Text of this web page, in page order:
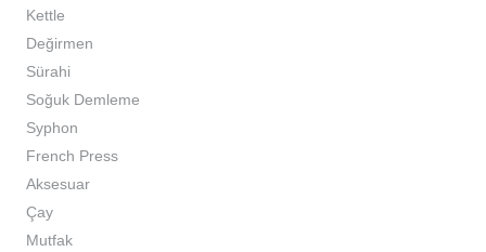
Kettle
Değirmen
Sürahi
Soğuk Demleme
Syphon
French Press
Aksesuar
Çay
Mutfak